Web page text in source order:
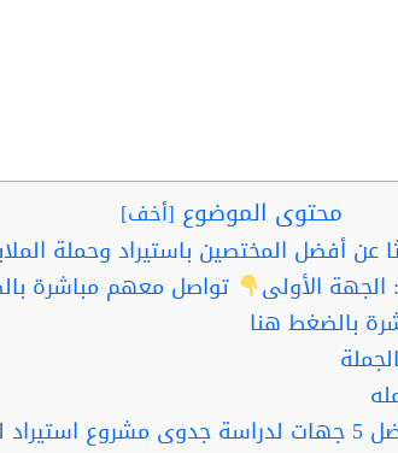
محتوى الموضوع [أخف]
عن أفضل المختصين باستيراد وحملة
الأولى
تواصل معهم مباشرة
بالضغط هنا
ربما تفيدك قراءة : أفضل 5 جهات لدراسة جدوى مشروع